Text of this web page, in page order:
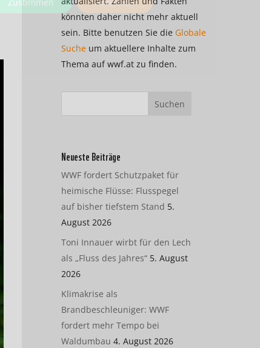
könnten daher nicht mehr aktuell
sein. Bitte benutzen Sie die Globale
Sucheum aktuellere Inhalte zum
Thema auf wwf.at zu finden.
Neueste Beiträge
WWF fordert Schutzpaket für
heimische Flüsse: Flusspegel
auf bisher tiefstem Stand 5.
August 2026
Toni Innauer wirbt für den Lech
als „Fluss des Jahres“ 5. August
2026
Klimakrise als
Brandbeschleuniger: WWF
fordert mehr Tempo bei
Waldumbau 4. August 2026